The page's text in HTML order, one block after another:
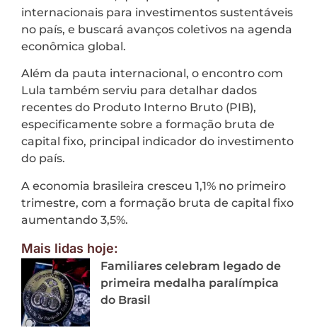
internacionais para investimentos sustentáveis
no país, e buscará avanços coletivos na agenda
econômica global.
Além da pauta internacional, o encontro com
Lula também serviu para detalhar dados
recentes do Produto Interno Bruto (PIB),
especificamente sobre a formação bruta de
capital fixo, principal indicador do investimento
do país.
A economia brasileira cresceu 1,1% no primeiro
trimestre, com a formação bruta de capital fixo
aumentando 3,5%.
Mais lidas hoje:
Familiares celebram legado de
primeira medalha paralímpica
do Brasil